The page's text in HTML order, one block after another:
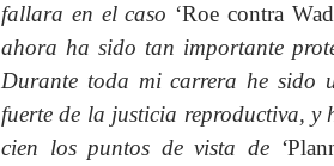
fallara en el caso ‘Roe contra
ahora ha sido tan importante
Durante toda mi carrera he sido
fuerte de la justicia reproductiva,
cien los puntos de vista de ‘